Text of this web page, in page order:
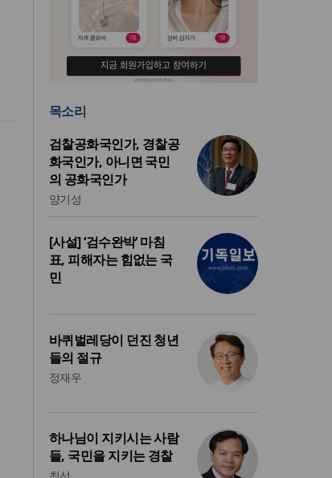
목소리
검찰공화국인가, 경찰공
화국인가, 아니면 국민
의 공화국인가
양기성
[사설] ‘검수완박’ 마침
표, 피해자는 힘없는 국
민
바퀴벌레당이 던진 청년
들의 절규
정재우
하나님이 지키시는 사람
들, 국민을 지키는 경찰